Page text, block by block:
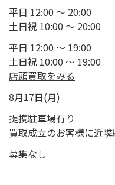
平日 12:00 ～ 20:00
土日祝 10:00 ～ 20:00
平日 12:00 ～ 19:00
土日祝 10:00 ～ 19:00
店頭買取をみる
8月17日(月)
提携駐車場有り
買取成立のお客様に近
募集なし